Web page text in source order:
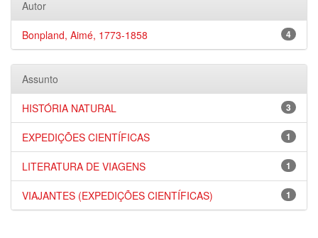
Autor
4
Bonpland, Aimé, 1773-1858
Assunto
3
HISTÓRIA NATURAL
1
EXPEDIÇÕES CIENTÍFICAS
1
LITERATURA DE VIAGENS
1
VIAJANTES (EXPEDIÇÕES CIENTÍFICAS)